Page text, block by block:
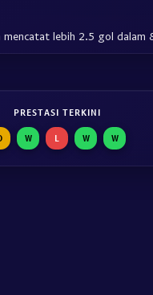
lebih 2.5 gol dalam
PRESTASI TERKINI
W L W W